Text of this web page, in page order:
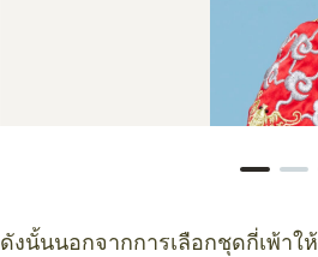
ดังนั้นนอกจากการเลือกชุดกี่เพ้าใ